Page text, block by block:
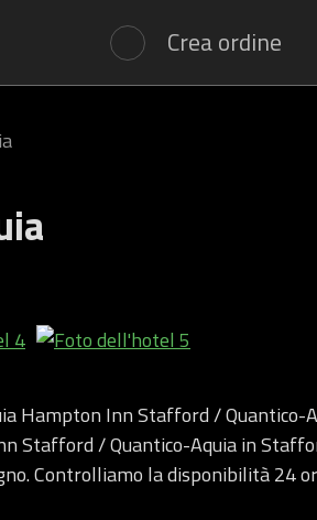
Crea ordine
Hampton Inn Stafford / Quantico-
Stafford / Quantico-Aquia in
Controlliamo la disponibilità 24